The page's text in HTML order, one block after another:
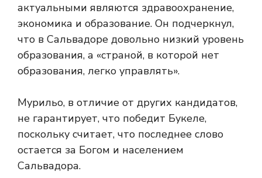
актуальными являются здравоохранение,
экономика и образование. Он подчеркнул,
что в Сальвадоре довольно низкий уровень
образования, а «страной, в которой нет
образования, легко управлять».
Мурильо, в отличие от других кандидатов,
не гарантирует, что победит Букеле,
поскольку считает, что последнее слово
остается за Богом и населением
Сальвадора.